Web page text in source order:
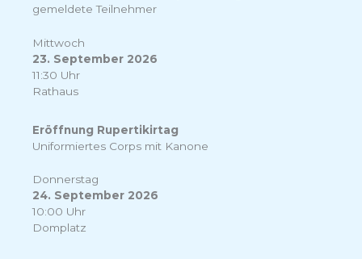
gemeldete Teilnehmer
Mittwoch
23. September 2026
11:30 Uhr
Rathaus
Eröffnung Rupertikirtag
Uniformiertes Corps mit Kanone
Donnerstag
24. September 2026
10:00 Uhr
Domplatz